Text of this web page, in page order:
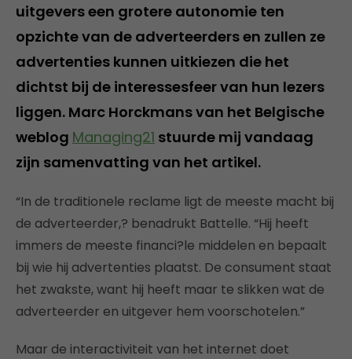
uitgevers een grotere autonomie ten
opzichte van de adverteerders en zullen ze
advertenties kunnen uitkiezen die het
dichtst bij de interessesfeer van hun lezers
liggen. Marc Horckmans van het Belgische
weblog Managing21 stuurde mij vandaag
zijn samenvatting van het artikel.
“In de traditionele reclame ligt de meeste macht bij
de adverteerder,? benadrukt Battelle. “Hij heeft
immers de meeste financi?le middelen en bepaalt
bij wie hij advertenties plaatst. De consument staat
het zwakste, want hij heeft maar te slikken wat de
adverteerder en uitgever hem voorschotelen.”
Maar de interactiviteit van het internet doet